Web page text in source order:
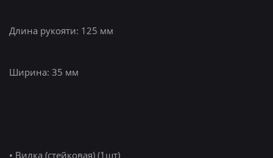
Длина рукояти: 125 мм
Ширина: 35 мм
• Вилка (стейковая) (1шт)